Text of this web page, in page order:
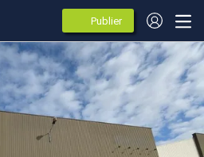
Publier
des
annonces